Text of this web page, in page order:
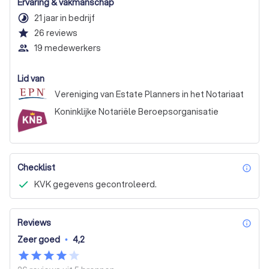
Ervaring & vakmanschap
timelapse 21 jaar in bedrijf
star 26 reviews
people_outline 19 medewerkers
Lid van
Vereniging van Estate Planners in het Notariaat
Koninklijke Notariële Beroepsorganisatie
Checklist
KVK gegevens gecontroleerd.
Reviews
Zeer goed • 4,2